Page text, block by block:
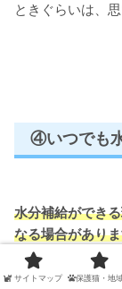
ときぐらいは、
④いつでも
水分補給ができ
なる場合があり
サイトマップ 保護猫・地